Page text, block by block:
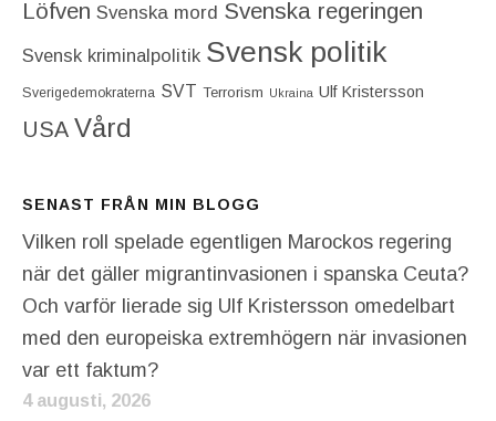
Löfven Svenska mord Svenska regeringen
Svensk kriminalpolitik Svensk politik
Sverigedemokraterna SVT Terrorism Ukraina Ulf Kristersson
USA Vård
SENAST FRÅN MIN BLOGG
Vilken roll spelade egentligen Marockos regering
när det gäller migrantinvasionen i spanska Ceuta?
Och varför lierade sig Ulf Kristersson omedelbart
med den europeiska extremhögern när invasionen
var ett faktum?
4 augusti, 2026